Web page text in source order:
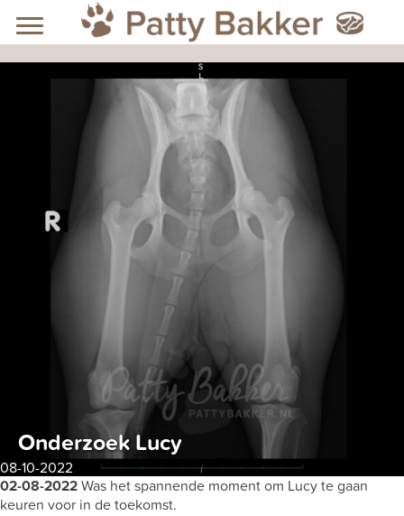
Onderzoek Lucy
08-10-2022
02-08-2022Was het spannende moment om Lucy te gaan
keuren voor in de toekomst.